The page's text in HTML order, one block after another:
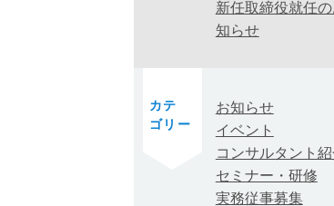
新任取締役就任
知らせ
カテ
ゴリー
お知らせ
イベント
コンサルタント
セミナー・研修
実務従事募集